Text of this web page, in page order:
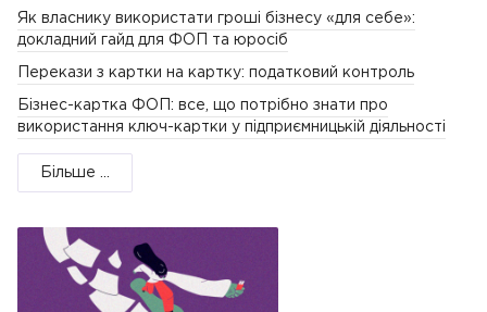
Як власнику використати гроші бізнесу «для себе»:
докладний гайд для ФОП та юросіб
Перекази з картки на картку: податковий контроль
Бізнес-картка ФОП: все, що потрібно знати про
використання ключ-картки у підприємницькій діяльності
Більше ...